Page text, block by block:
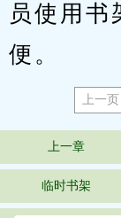
员使用书
便。
上一页
上一章
临时书架